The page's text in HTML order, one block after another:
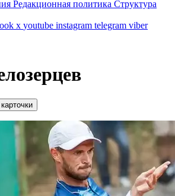
Редакционная политика Структура
x youtube instagram telegram viber